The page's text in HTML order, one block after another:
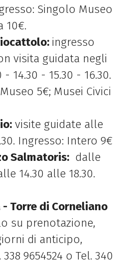
Singolo Museo
10€.
ingresso
visita guidata negli
14.30 - 15.30 - 16.30.
5€; Musei Civici
visite guidate alle
Ingresso: Intero 9€
Salmatoris: dalle
14.30 alle 18.30.
- Torre di Corneliano
su prenotazione,
di anticipo,
9654524 o Tel. 340